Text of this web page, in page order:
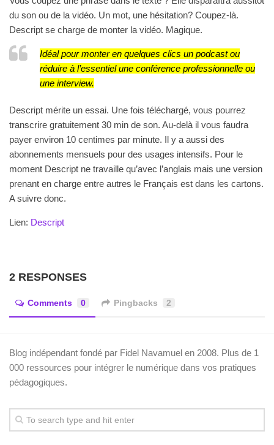
du son ou de la vidéo. Un mot, une hésitation? Coupez-là.
Descript se charge de monter la vidéo. Magique.
Idéal pour monter en quelques clics un podcast ou
réduire à l’essentiel une conférence professionnelle ou
une interview.
Descript mérite un essai. Une fois téléchargé, vous pourrez
transcrire gratuitement 30 min de son. Au-delà il vous faudra
payer environ 10 centimes par minute. Il y a aussi des
abonnements mensuels pour des usages intensifs. Pour le
moment Descript ne travaille qu’avec l’anglais mais une version
prenant en charge entre autres le Français est dans les cartons.
A suivre donc.
Lien: Descript
2 RESPONSES
Comments 0 Pingbacks 2
Blog indépendant fondé par Fidel Navamuel en 2008. Plus de 1
000 ressources pour intégrer le numérique dans vos pratiques
pédagogiques.